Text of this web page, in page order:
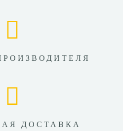
ДОСТАВКА